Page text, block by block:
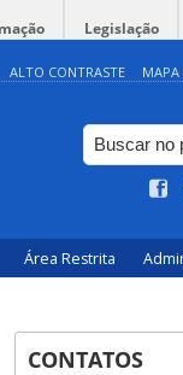
Legislação
ALTO CONTRASTE MAPA
Área Restrita
CONTATOS